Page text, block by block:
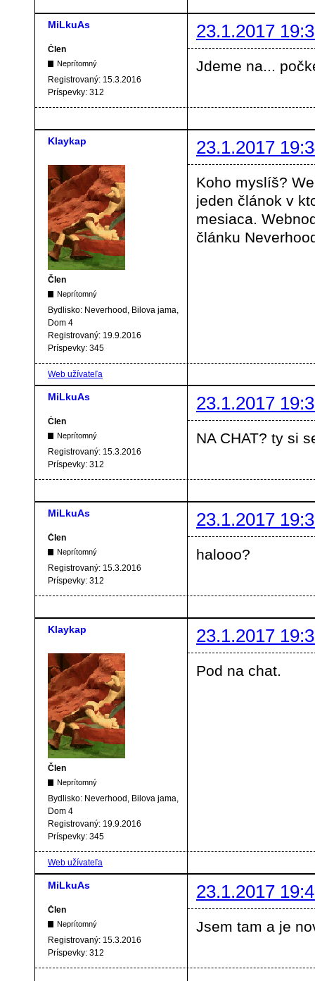
MiLkuAs 23.1.2017
Člen
Neprítomný
Registrovaný: 15.3.2016
Príspevky: 312
Jdeme na...
Klaykap 23.1.2017
Člen
Neprítomný
Bydlisko: Neverhood, Bilova jama,
Dom 4
Registrovaný: 19.9.2016
Príspevky: 345
Koho myslíš?
jeden článok v
mesiaca.
článku
Web užívateľa
MiLkuAs 23.1.2017
Člen
Neprítomný
Registrovaný: 15.3.2016
Príspevky: 312
NA CHAT? ty si
MiLkuAs 23.1.2017
Člen
Neprítomný
Registrovaný: 15.3.2016
Príspevky: 312
halooo?
Klaykap 23.1.2017
Člen
Neprítomný
Bydlisko: Neverhood, Bilova jama,
Dom 4
Registrovaný: 19.9.2016
Príspevky: 345
Pod na chat.
Web užívateľa
MiLkuAs 23.1.2017
Člen
Neprítomný
Registrovaný: 15.3.2016
Príspevky: 312
Jsem tam a je